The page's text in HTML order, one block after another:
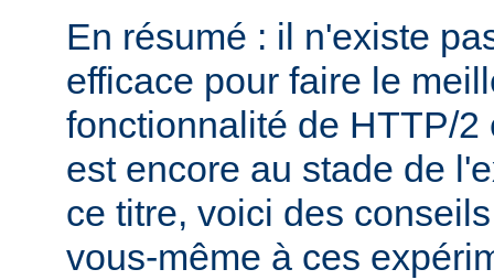
En résumé : il n'existe
efficace pour faire le
fonctionnalité de HTTP/2
est encore au stade de
ce titre, voici des
vous-même à ces